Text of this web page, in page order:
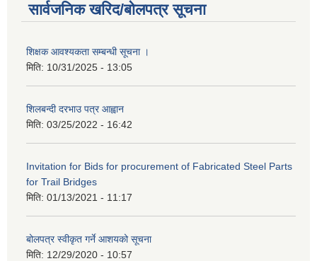
सार्वजनिक खरिद/बोलपत्र सूचना
शिक्षक आवश्यकता सम्बन्धी सूचना ।
मिति: 10/31/2025 - 13:05
शिलबन्दी दरभाउ पत्र आह्वान
मिति: 03/25/2022 - 16:42
Invitation for Bids for procurement of Fabricated Steel Parts
for Trail Bridges
मिति: 01/13/2021 - 11:17
बोलपत्र स्वीकृत गर्ने आशयको सूचना
मिति: 12/29/2020 - 10:57